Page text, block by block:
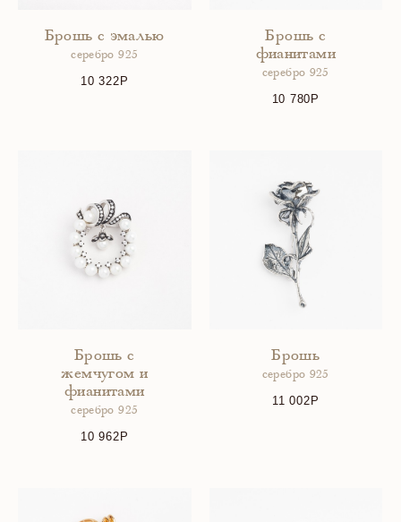
Брошь с эмалью
серебро 925
10 322
Брошь с
фианитами
серебро 925
10 780
Брошь с
жемчугом и
фианитами
серебро 925
10 962
Брошь
серебро 925
11 002